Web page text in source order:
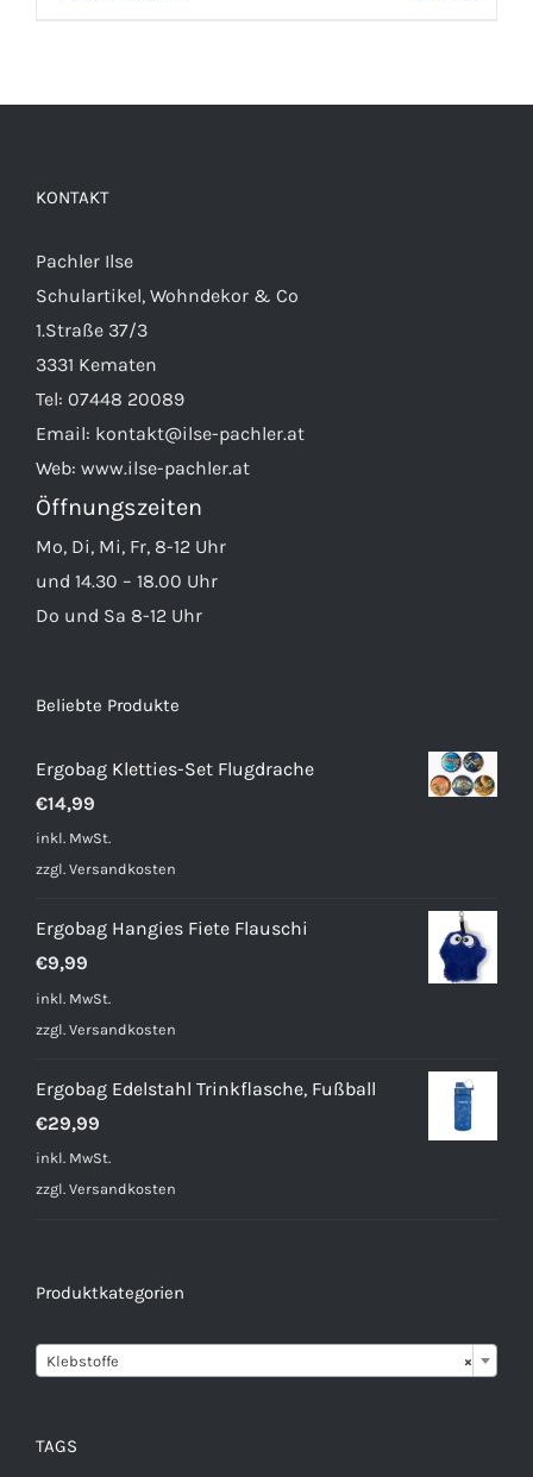
KONTAKT
Pachler Ilse
Schulartikel, Wohndekor & Co
1.Straße 37/3
3331 Kematen
Tel: 07448 20089
Email: kontakt@ilse-pachler.at
Web: www.ilse-pachler.at
Öffnungszeiten
Mo, Di, Mi, Fr, 8-12 Uhr
und 14.30 – 18.00 Uhr
Do und Sa 8-12 Uhr
Beliebte Produkte
Ergobag Kletties-Set Flugdrache
€14,99
inkl. MwSt.
zzgl. Versandkosten
Ergobag Hangies Fiete Flauschi
€9,99
inkl. MwSt.
zzgl. Versandkosten
Ergobag Edelstahl Trinkflasche, Fußball
€29,99
inkl. MwSt.
zzgl. Versandkosten
Produktkategorien
×
Klebstoffe
TAGS